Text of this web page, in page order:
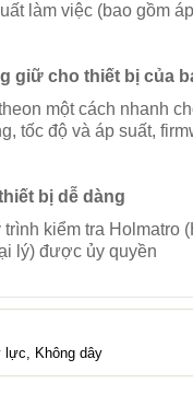
làm việc (bao gồm
giữ cho thiết bị của
một cách nhanh
tốc độ và áp suất,
bị dễ dàng
kiểm tra
lý) được ủy quyền
lực, Không dây